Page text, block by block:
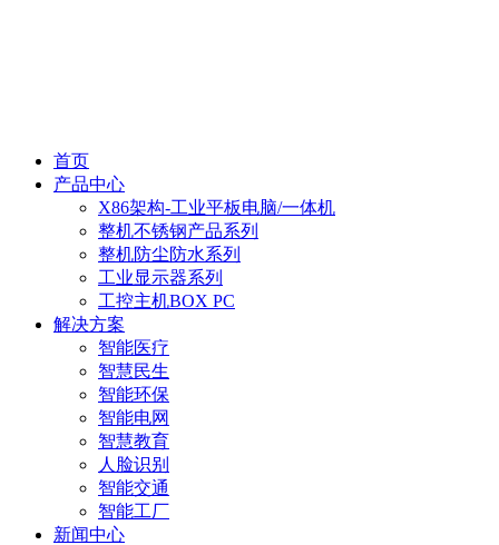
首页
产品中心
X86架构-工业平板电脑/一体机
整机不锈钢产品系列
整机防尘防水系列
工业显示器系列
工控主机BOX PC
解决方案
智能医疗
智慧民生
智能环保
智能电网
智慧教育
人脸识别
智能交通
智能工厂
新闻中心